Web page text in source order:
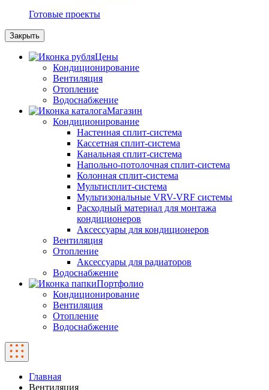
Готовые проекты
Закрыть
Цены
Кондиционирование
Вентиляция
Отопление
Водоснабжение
Магазин
Кондиционирование
Настенная сплит-система
Кассетная сплит-система
Канальная сплит-система
Напольно-потолочная сплит-система
Колонная сплит-система
Мультисплит-система
Мультизональные VRV-VRF системы
Расходный материал для монтажа
кондиционеров
Аксессуары для кондиционеров
Вентиляция
Отопление
Аксессуары для радиаторов
Водоснабжение
Портфолио
Кондиционирование
Вентиляция
Отопление
Водоснабжение
Главная
Вентиляция